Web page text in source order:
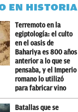
EN HISTORIA
Terremoto en la
egiptología: el culto
en el oasis de
Bahariya es 800 años
anterior a lo que se
pensaba, y el Imperio
romano lo utilizó
para fabricar vino
Batallas que se